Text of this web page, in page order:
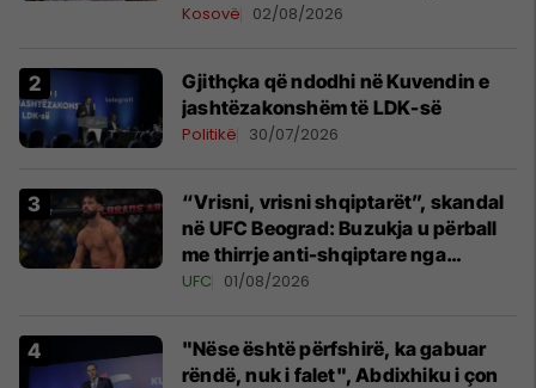
Kosovë 02/08/2026
Gjithçka që ndodhi në Kuvendin e
jashtëzakonshëm të LDK-së
Politikë 30/07/2026
“Vrisni, vrisni shqiptarët”, skandal
në UFC Beograd: Buzukja u përball
me thirrje anti-shqiptare nga
tribunat
UFC 01/08/2026
"Nëse është përfshirë, ka gabuar
rëndë, nuk i falet", Abdixhiku i çon